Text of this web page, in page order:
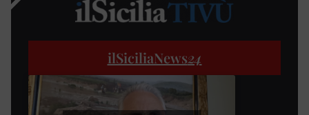
ilSiciliaNews24